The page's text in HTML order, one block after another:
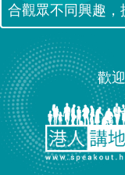
合觀眾不同興趣，
歡